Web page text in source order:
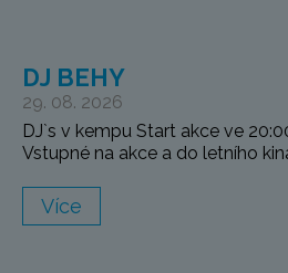
DJ BEHY
29. 08. 2026
DJ`s v kempu Start akce ve
Vstupné na akce a do letního
Více